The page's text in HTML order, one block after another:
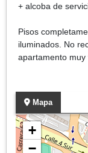
+ alcoba de
Pisos
iluminados. No
apartamento muy
Mapa
+
−